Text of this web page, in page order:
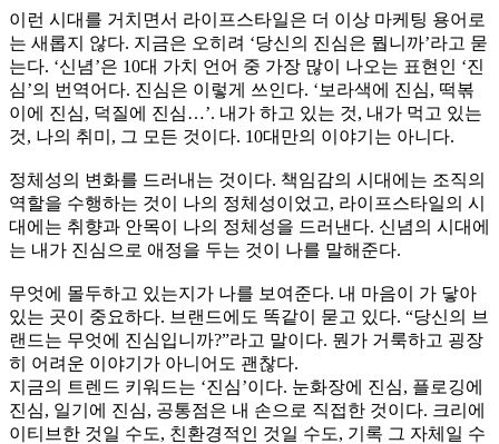
이런 시대를 거치면서 라이프스타일은 더 이상 마케팅 용어로
는 새롭지 않다. 지금은 오히려 ‘당신의 진심은 뭡니까’라고 묻
는다. ‘신념’은 10대 가치 언어 중 가장 많이 나오는 표현인 ‘진
심’의 번역어다. 진심은 이렇게 쓰인다. ‘ 보라색에 진심, 떡볶
이에 진심, 덕질에 진심…’. 내가 하고 있는 것, 내가 먹고 있는
것, 나의 취미 , 그 모든 것이다. 10대만의 이야기는 아니다.
정체성의 변화를 드러내는 것이다. 책임감의 시대에는 조직의
역할을 수행하는 것이 나의 정체성이었고, 라이프스타일의 시
대에는 취향과 안목이 나의 정체성을 드러낸다. 신념의 시대에
는 내가 진심으로 애정을 두는 것이 나를 말해준다.
무엇에 몰두하고 있는지가 나를 보여준다. 내 마음이 가 닿아
있는 곳이 중요하다. 브랜드에도 똑같이 묻고 있다. “당신의 브
랜드는 무엇에 진심입니까?”라고 말이다. 뭔가 거룩하고 굉장
히 어려운 이야기가 아니어도 괜찮다.
지금의 트렌드 키워드는 ‘진심’이다. 눈화장에 진심, 플로깅에
진심, 일기에 진심, 공통점은 내 손으로 직접한 것이다. 크리에
이티브한 것일 수도, 친환경적인 것일 수도, 기록 그 자체일 수